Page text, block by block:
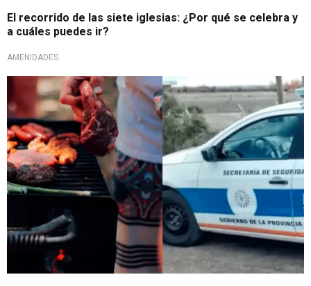
El recorrido de las siete iglesias: ¿Por qué se celebra y
a cuáles puedes ir?
AMENIDADES
Caso en Argentina